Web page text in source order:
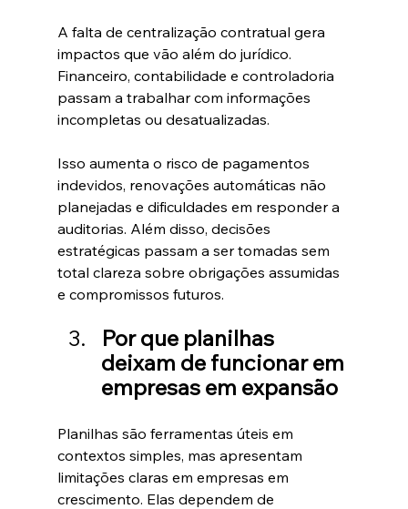
A falta de centralização contratual gera
impactos que vão além do jurídico.
Financeiro, contabilidade e controladoria
passam a trabalhar com informações
incompletas ou desatualizadas.
Isso aumenta o risco de pagamentos
indevidos, renovações automáticas não
planejadas e dificuldades em responder a
auditorias. Além disso, decisões
estratégicas passam a ser tomadas sem
total clareza sobre obrigações assumidas
e compromissos futuros.
Por que planilhas
deixam de funcionar em
empresas em expansão
Planilhas são ferramentas úteis em
contextos simples, mas apresentam
limitações claras em empresas em
crescimento. Elas dependem de